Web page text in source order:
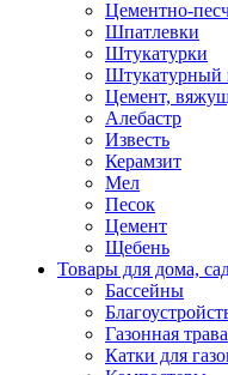
Цементно-
Шпатлевки
Штукатурки
Штукатурный
Цемент,
Алебастр
Известь
Керамзит
Мел
Песок
Цемент
Щебень
Товары для дома,
Бассейны
Газонная трава
Катки для